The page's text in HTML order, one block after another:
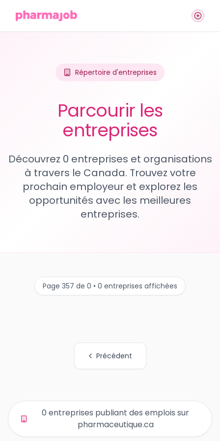
Répertoire d'entreprises
Parcourir les
entreprises
Découvrez 0 entreprises et organisations
à travers le Canada. Trouvez votre
prochain employeur et explorez les
opportunités avec les meilleures
entreprises.
Page 357 de 0 • 0 entreprises affichées
Précédent
0 entreprises publiant des emplois sur
pharmaceutique.ca